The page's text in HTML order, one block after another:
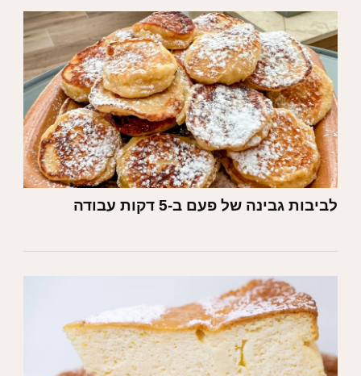
לביבות גבינה של פעם ב-5 דקות עבודה